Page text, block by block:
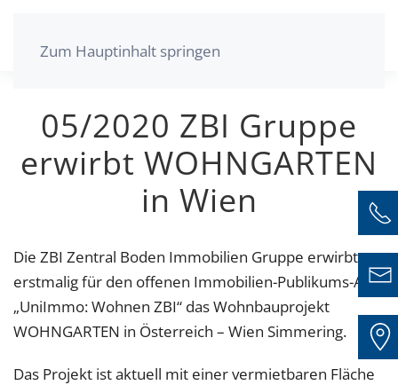
Zum Hauptinhalt springen
05/2020 ZBI Gruppe
erwirbt WOHNGARTEN
in Wien
Die ZBI Zentral Boden Immobilien Gruppe erwirbt
erstmalig für den offenen Immobilien-Publikums-AIF
„UniImmo: Wohnen ZBI“ das Wohnbauprojekt
WOHNGARTEN in Österreich – Wien Simmering.
Das Projekt ist aktuell mit einer vermietbaren Fläche